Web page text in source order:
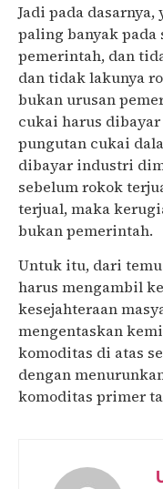
Jadi pada
paling banyak pada
pemerintah, dan
dan tidak lakunya
bukan urusan
cukai harus
pungutan cukai
dibayar industri
sebelum rokok
terjual, maka
bukan pemerintah.
Untuk itu, dari
harus mengambil
kesejahteraan
mengentaskan
komoditas di atas
dengan
komoditas primer